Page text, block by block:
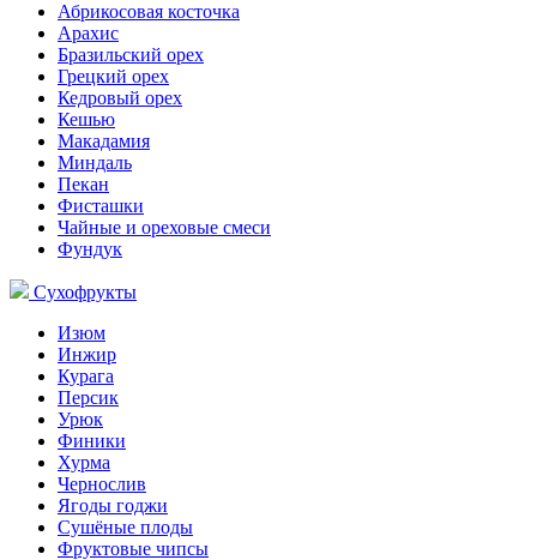
Абрикосовая косточка
Арахис
Бразильский орех
Грецкий орех
Кедровый орех
Кешью
Макадамия
Миндаль
Пекан
Фисташки
Чайные и ореховые смеси
Фундук
Сухофрукты
Изюм
Инжир
Курага
Персик
Урюк
Финики
Хурма
Чернослив
Ягоды годжи
Сушёные плоды
Фруктовые чипсы